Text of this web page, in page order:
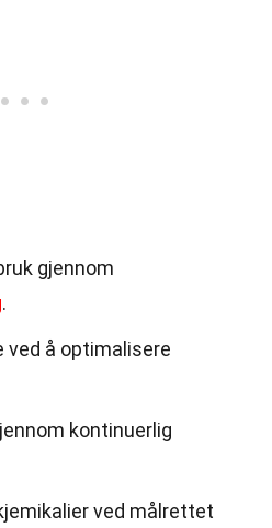
gjennom
.
å optimalisere
kontinuerlig
ved målrettet